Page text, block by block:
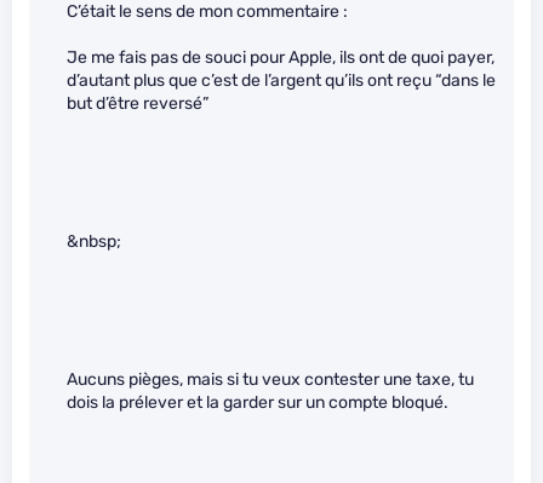
C’était le sens de mon commentaire :
Je me fais pas de souci pour Apple, ils ont de quoi payer,
d’autant plus que c’est de l’argent qu’ils ont reçu “dans le
but d’être reversé”
&nbsp;
Aucuns pièges, mais si tu veux contester une taxe, tu
dois la prélever et la garder sur un compte bloqué.